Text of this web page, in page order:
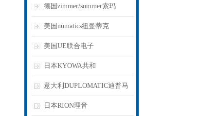
德国zimmer/sommer索玛
美国numatics纽曼蒂克
美国UE联合电子
日本KYOWA共和
意大利DUPLOMATIC迪普马
日本RION理音